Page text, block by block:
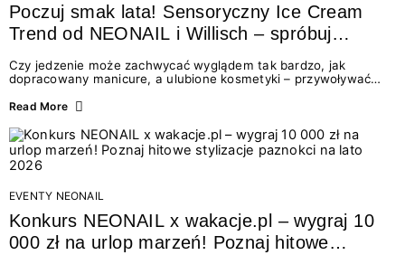
Poczuj smak lata! Sensoryczny Ice Cream
Trend od NEONAIL i Willisch – spróbuj
nowych lodów i odbierz prezent!
Czy jedzenie może zachwycać wyglądem tak bardzo, jak
dopracowany manicure, a ulubione kosmetyki – przywoływać
świata beauty i oszałamiających deserów to coś więcej niż
zmysłami: przez soczysty kolor, aksamitną teksturę,
orzeźwiający zapach i słodki akcent na podniebieniu. Tego lata
NEONAIL łączy siły z marką Willisch, tworząc unikalny projekt
na styku jedzenia i piękna....
Read More
EVENTY NEONAIL
Konkurs NEONAIL x wakacje.pl – wygraj 10
000 zł na urlop marzeń! Poznaj hitowe